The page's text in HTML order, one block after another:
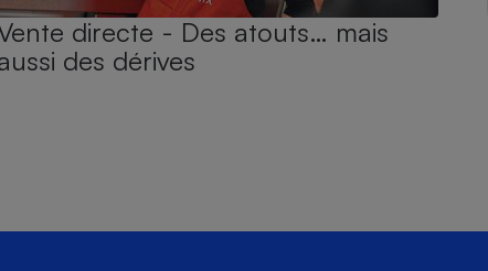
directe - Des atouts… mais
des dérives